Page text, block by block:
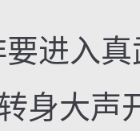
入真
身大声